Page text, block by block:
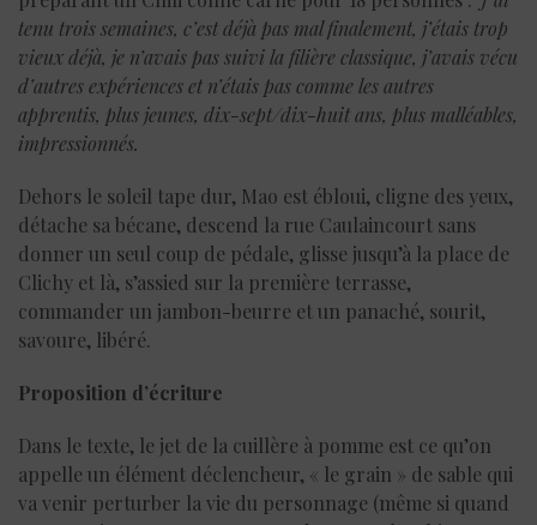
tenu trois semaines, c’est déjà pas mal finalement, j’étais trop
vieux déjà, je n’avais pas suivi la filière classique, j’avais vécu
d’autres expériences et n’étais pas comme les autres
apprentis, plus jeunes, dix-sept/dix-huit ans, plus malléables,
impressionnés.
Dehors le soleil tape dur, Mao est ébloui, cligne des yeux,
détache sa bécane, descend la rue Caulaincourt sans
donner un seul coup de pédale, glisse jusqu’à la place de
Clichy et là, s’assied sur la première terrasse,
commander un jambon-beurre et un panaché, sourit,
savoure, libéré.
Proposition d’écriture
Dans le texte, le jet de la cuillère à pomme est ce qu’on
appelle un élément déclencheur, « le grain » de sable qui
va venir perturber la vie du personnage (même si quand